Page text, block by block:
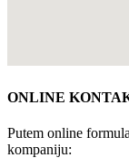
ONLINE
Putem online
kompaniju: